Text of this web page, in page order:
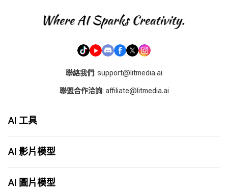
聯絡我們: support@litmedia.ai
聯盟合作洽詢: affiliate@litmedia.ai
AI 工具
AI 音樂生成器
Seed Audio 1.0
圖片轉影片
文字轉影片
AI 影片模型
Seedance 2.5
AI 圖片模型